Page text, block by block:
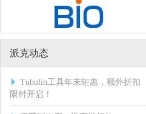
派克动态
Tubulin工具年末钜惠，额外折扣
限时开启！